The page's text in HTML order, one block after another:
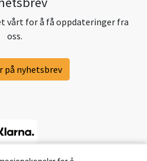
vårt for å få oppdateringer fra
oss.
på nyhetsbrev